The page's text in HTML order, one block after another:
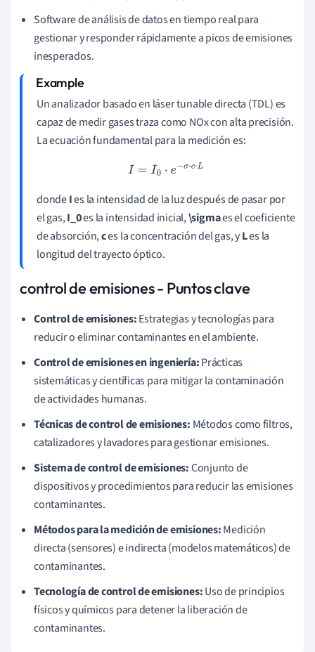
Software de análisis de datos en tiempo real para
gestionar y responder rápidamente a picos de emisiones
inesperados.
Un analizador basado en láser tunable directa (TDL) es
capaz de medir gases traza como NOx con alta precisión.
La ecuación fundamental para la medición es:
I= 0⋅e − σ⋅c⋅L
dondeIes la intensidad de la luz después de pasar por
el gas,I_0es la intensidad inicial,\sigmaes el coeficiente
de absorción,ces la concentración del gas, yLes la
longitud del trayecto óptico.
control de emisiones - Puntos clave
Control de emisiones:Estrategias y tecnologías para
reducir o eliminar contaminantes en el ambiente.
Control de emisiones en ingeniería:Prácticas
sistemáticas y científicas para mitigar la contaminación
de actividades humanas.
Técnicas de control de emisiones: Métodos como filtros,
catalizadores y lavadores para gestionar emisiones.
Sistema de control de emisiones:Conjunto de
dispositivos y procedimientos para reducir las emisiones
contaminantes.
Métodos para la medición de emisiones:Medición
directa (sensores) e indirecta (modelos matemáticos) de
contaminantes.
Tecnología de control de emisiones:Uso de principios
físicos y químicos para detener la liberación de
contaminantes.